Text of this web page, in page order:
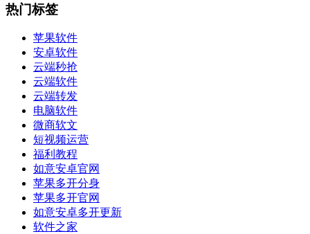
热门标签
苹果软件
安卓软件
云端秒抢
云端软件
云端转发
电脑软件
微商软文
短视频运营
福利教程
如意安卓官网
苹果多开分身
苹果多开官网
如意安卓多开更新
软件之家